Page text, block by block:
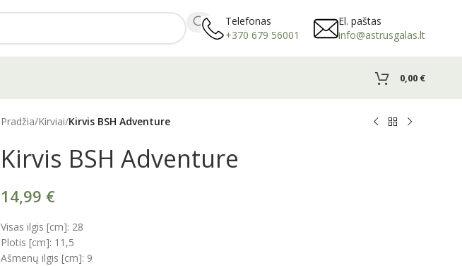
Telefonas
+370 679 56001
El. paštas
info@astrusgalas.lt
0,00 €
Pradžia/Kirviai/Kirvis BSH Adventure
Kirvis BSH Adventure
14,99 €
Visas ilgis [cm]: 28
Plotis [cm]: 11,5
Ašmenų ilgis [cm]: 9